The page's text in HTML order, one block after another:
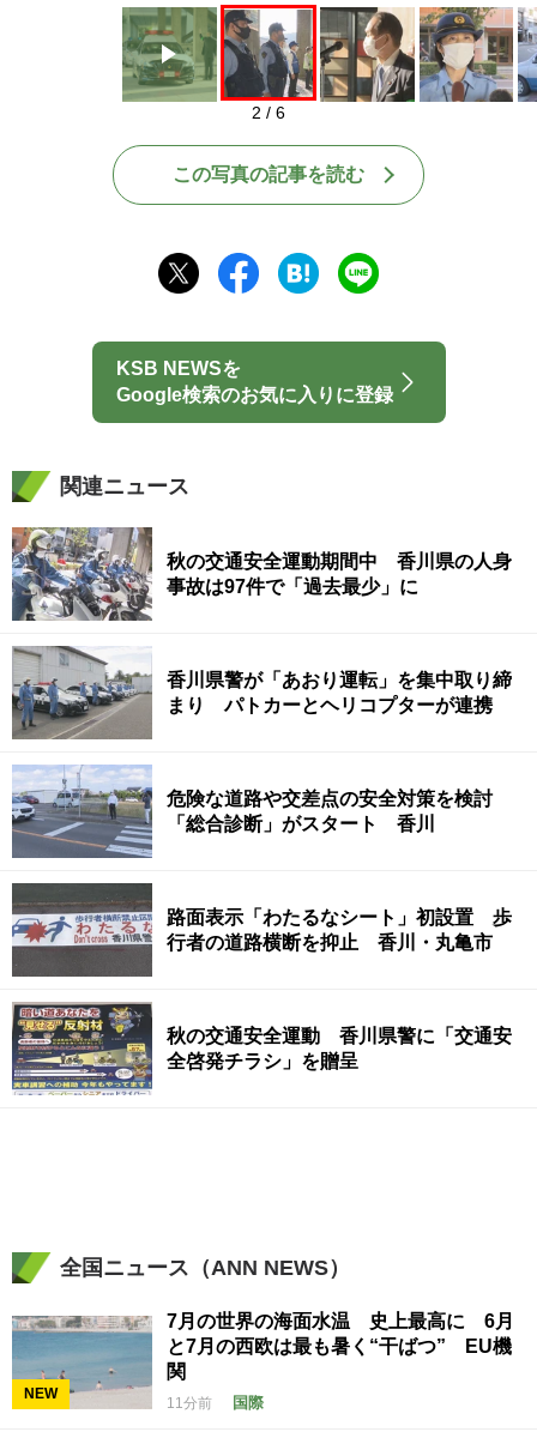
2 / 6
この写真の記事を読む
KSB NEWSを
Google検索のお気に入りに登録
関連ニュース
秋の交通安全運動期間中 香川県の人身
事故は97件で「過去最少」に
香川県警が「あおり運転」を集中取り締
まり パトカーとヘリコプターが連携
危険な道路や交差点の安全対策を検討
「総合診断」がスタート 香川
路面表示「わたるなシート」初設置 歩
行者の道路横断を抑止 香川・丸亀市
秋の交通安全運動 香川県警に「交通安
全啓発チラシ」を贈呈
全国ニュース（ANN NEWS）
NEW
7月の世界の海面水温 史上最高に 6月
と7月の西欧は最も暑く“干ばつ” EU機
関
11分前 国際